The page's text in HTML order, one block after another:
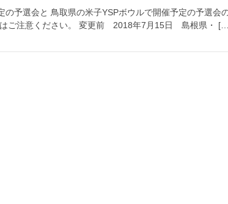
予選会と 鳥取県の米子YSPボウルで開催予定の予選会
はご注意ください。 変更前 2018年7月15日 島根県・